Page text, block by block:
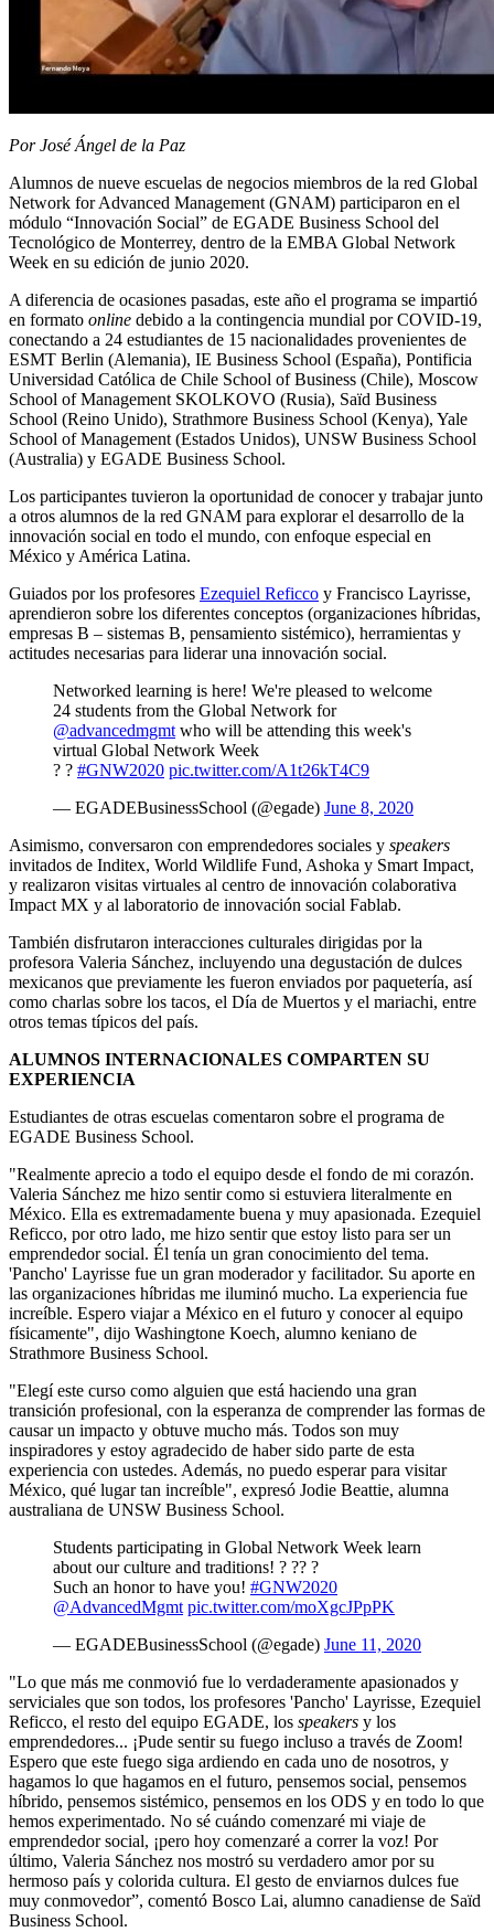
Por José Ángel de la Paz
Alumnos de nueve escuelas de negocios miembros de la red Global
Network for Advanced Management (GNAM) participaron en el
módulo “Innovación Social” de EGADE Business School del
Tecnológico de Monterrey, dentro de la EMBA Global Network
Week en su edición de junio 2020.
A diferencia de ocasiones pasadas, este año el programa se impartió
en formato online debido a la contingencia mundial por COVID-19,
conectando a 24 estudiantes de 15 nacionalidades provenientes de
ESMT Berlin (Alemania), IE Business School (España), Pontificia
Universidad Católica de Chile School of Business (Chile), Moscow
School of Management SKOLKOVO (Rusia), Saïd Business
School (Reino Unido), Strathmore Business School (Kenya), Yale
School of Management (Estados Unidos), UNSW Business School
(Australia) y EGADE Business School.
Los participantes tuvieron la oportunidad de conocer y trabajar junto
a otros alumnos de la red GNAM para explorar el desarrollo de la
innovación social en todo el mundo, con enfoque especial en
México y América Latina.
Guiados por los profesores Ezequiel Reficco y Francisco Layrisse,
aprendieron sobre los diferentes conceptos (organizaciones híbridas,
empresas B – sistemas B, pensamiento sistémico), herramientas y
actitudes necesarias para liderar una innovación social.
Networked learning is here! We're pleased to welcome
24 students from the Global Network for
@advancedmgmtwho will be attending this week's
virtual Global Network Week
? ? #GNW2020 pic.twitter.com/A1t26kT4C9
— EGADEBusinessSchool (@egade) June 8, 2020
Asimismo, conversaron con emprendedores sociales y speakers
invitados de Inditex, World Wildlife Fund, Ashoka y Smart Impact,
y realizaron visitas virtuales al centro de innovación colaborativa
Impact MX y al laboratorio de innovación social Fablab.
También disfrutaron interacciones culturales dirigidas por la
profesora Valeria Sánchez, incluyendo una degustación de dulces
mexicanos que previamente les fueron enviados por paquetería, así
como charlas sobre los tacos, el Día de Muertos y el mariachi, entre
otros temas típicos del país.
ALUMNOS INTERNACIONALES COMPARTEN SU
EXPERIENCIA
Estudiantes de otras escuelas comentaron sobre el programa de
EGADE Business School.
"Realmente aprecio a todo el equipo desde el fondo de mi corazón.
Valeria Sánchez me hizo sentir como si estuviera literalmente en
México. Ella es extremadamente buena y muy apasionada. Ezequiel
Reficco, por otro lado, me hizo sentir que estoy listo para ser un
emprendedor social. Él tenía un gran conocimiento del tema.
'Pancho' Layrisse fue un gran moderador y facilitador. Su aporte en
las organizaciones híbridas me iluminó mucho. La experiencia fue
increíble. Espero viajar a México en el futuro y conocer al equipo
físicamente", dijo Washingtone Koech, alumno keniano de
Strathmore Business School.
"Elegí este curso como alguien que está haciendo una gran
transición profesional, con la esperanza de comprender las formas de
causar un impacto y obtuve mucho más. Todos son muy
inspiradores y estoy agradecido de haber sido parte de esta
experiencia con ustedes. Además, no puedo esperar para visitar
México, qué lugar tan increíble", expresó Jodie Beattie, alumna
australiana de UNSW Business School.
Students participating in Global Network Week learn
about our culture and traditions! ? ?? ?
Such an honor to have you! #GNW2020
@AdvancedMgmt pic.twitter.com/moXgcJPpPK
— EGADEBusinessSchool (@egade) June 11, 2020
"Lo que más me conmovió fue lo verdaderamente apasionados y
serviciales que son todos, los profesores 'Pancho' Layrisse, Ezequiel
Reficco, el resto del equipo EGADE, los speakers y los
emprendedores... ¡Pude sentir su fuego incluso a través de Zoom!
Espero que este fuego siga ardiendo en cada uno de nosotros, y
hagamos lo que hagamos en el futuro, pensemos social, pensemos
híbrido, pensemos sistémico, pensemos en los ODS y en todo lo que
hemos experimentado. No sé cuándo comenzaré mi viaje de
emprendedor social, ¡pero hoy comenzaré a correr la voz! Por
último, Valeria Sánchez nos mostró su verdadero amor por su
hermoso país y colorida cultura. El gesto de enviarnos dulces fue
muy conmovedor”, comentó Bosco Lai, alumno canadiense de Saïd
Business School.